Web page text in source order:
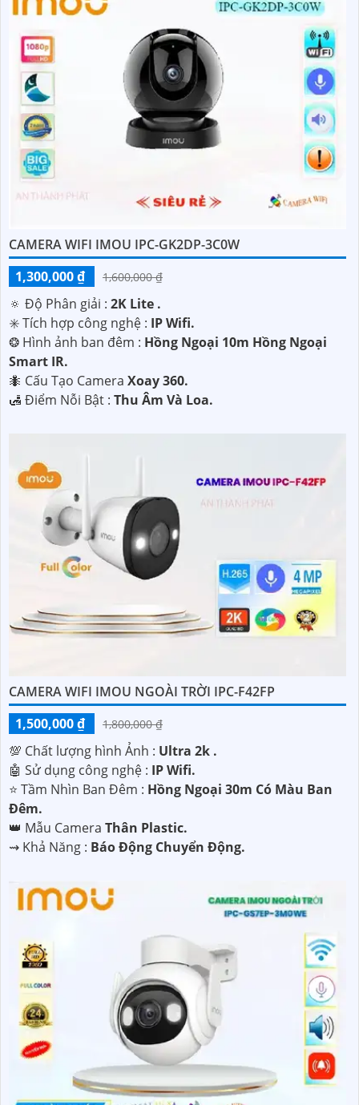
CAMERA WIFI IMOU IPC-GK2DP-3C0W
1,300,000 ₫
1,600,000 ₫
🔅 Độ Phân giải : 2K Lite .
✳️ Tích hợp công nghệ : IP Wifi.
❂ Hình ảnh ban đêm : Hồng Ngoại 10m Hồng Ngoại
Smart IR.
🐜 Cấu Tạo Camera Xoay 360.
️🛃 Điểm Nỗi Bật : Thu Âm Và Loa.
CAMERA WIFI IMOU NGOÀI TRỜI IPC-F42FP
1,500,000 ₫
1,800,000 ₫
💯 Chất lượng hình Ảnh : Ultra 2k .
🤖️ Sử dụng công nghệ : IP Wifi.
⭐ Tầm Nhìn Ban Đêm : Hồng Ngoại 30m Có Màu Ban
Đêm.
👑 Mẫu Camera Thân Plastic.
️⇝ Khả Năng : Báo Động Chuyển Động.